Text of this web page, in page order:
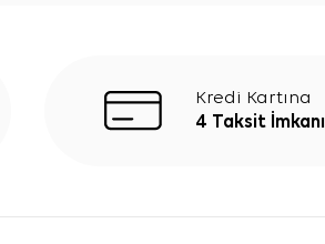
Kredi Kartına
4 Taksit İmkanı